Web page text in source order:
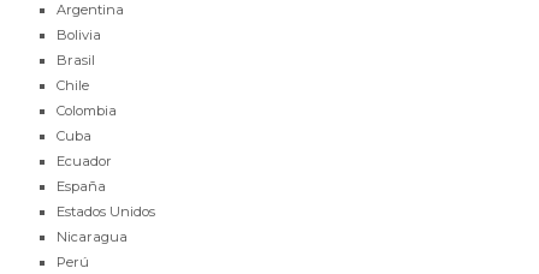
Argentina
Bolivia
Brasil
Chile
Colombia
Cuba
Ecuador
España
Estados Unidos
Nicaragua
Perú